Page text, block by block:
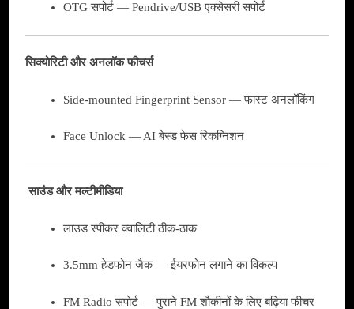
OTG सपोर्ट — Pendrive/USB एक्सेसरी सपोर्ट
सिक्योरिटी और अनलॉक फीचर्स
Side-mounted Fingerprint Sensor — फास्ट अनलॉकिंग
Face Unlock — AI बेस्ड फेस रिकग्निशन
साउंड और मल्टीमीडिया
लाउड स्पीकर क्वालिटी ठीक-ठाक
3.5mm हेडफोन जैक — ईयरफोन लगाने का विकल्प
FM Radio सपोर्ट — पुराने FM शौकीनों के लिए बढ़िया फीचर